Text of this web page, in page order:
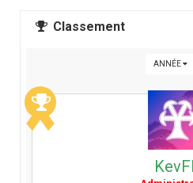
Classement
ANNÉE